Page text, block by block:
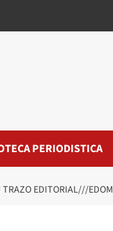
PERIODISTICA
EDITORIAL///